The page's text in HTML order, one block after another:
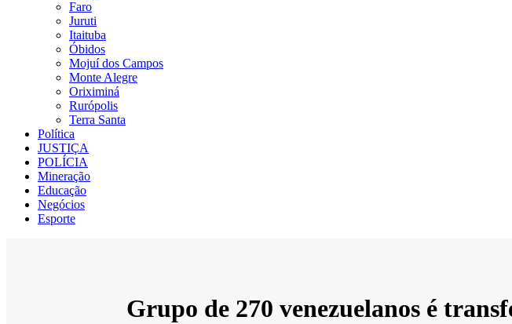
Faro
Juruti
Itaituba
Óbidos
Mojuí dos Campos
Monte Alegre
Oriximiná
Rurópolis
Terra Santa
Política
JUSTIÇA
POLÍCIA
Mineração
Educação
Negócios
Esporte
Grupo de 270 venezuelanos é